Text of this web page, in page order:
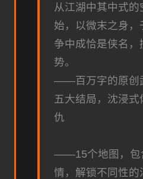
从江湖中其中式
始，以微末之身
争中成恰是侠名，
势。
——百万字的原创
五大结局，沈浸
仇
——15个地图，包
情，解锁不同性的